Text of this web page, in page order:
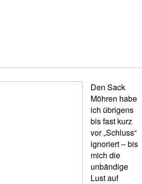
Den Sack
Möhren habe
ich übrigens
bis fast kurz
vor „Schluss“
ignoriert – bis
mich die
unbändige
Lust auf